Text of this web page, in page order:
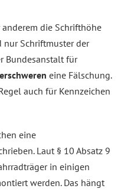
die Schrifthöhe
nur Schriftmuster der
Bundesanstalt für
erschweren eine Fälschung.
auch für Kennzeichen
eine
Laut § 10 Absatz 9
in einigen
werden. Das hängt